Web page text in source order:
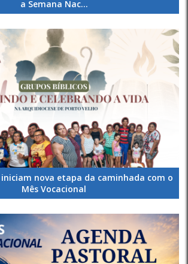
a Semana Nac...
iniciam nova etapa da caminhada com o
Mês Vocacional